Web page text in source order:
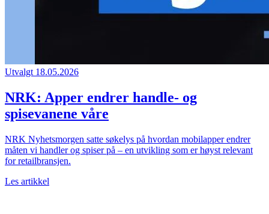
Utvalgt 18.05.2026
NRK: Apper endrer handle- og
spisevanene våre
NRK Nyhetsmorgen satte søkelys på hvordan mobilapper endrer
måten vi handler og spiser på – en utvikling som er høyst relevant
for retailbransjen.
Les artikkel